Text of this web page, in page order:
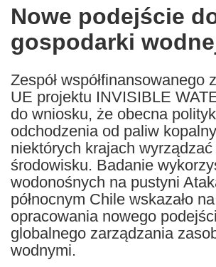
the
following
languages:
Nowe podejście
gospodarki
Zespół współfinansowanego
UE projektu INVISIBLE
do wniosku, że obecna
odchodzenia od paliw
niektórych krajach
środowisku. Badanie
wodonośnych na pustyni
północnym Chile wskazało
opracowania nowego
globalnego zarządzania
wodnymi.